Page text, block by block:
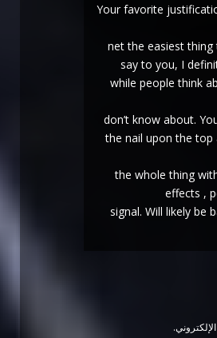
Your favorite
net the easiest
say to you, I
while people think
don’t know about.
the nail upon the top
the whole thing
effects ,
signal. Will likely be